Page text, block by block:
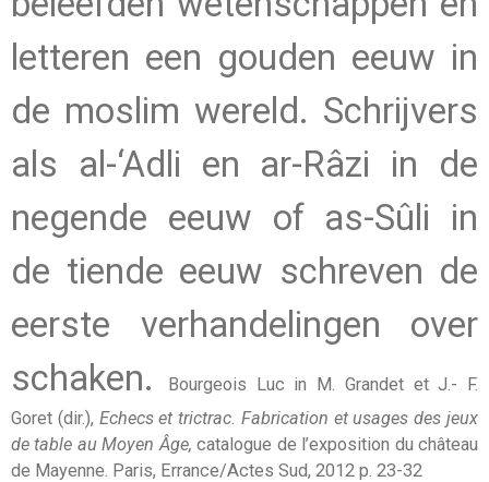
letteren een gouden eeuw in
de moslim wereld. Schrijvers
als al-‘Adli en ar-Râzi in de
negende eeuw of as-Sûli in
de tiende eeuw schreven de
eerste verhandelingen over
schaken.
Bourgeois Luc in M. Grandet et J.- F.
Goret (dir.), Echecs et trictrac. Fabrication et usages des jeux
de table au Moyen Âge, catalogue de l’exposition du château
de Mayenne. Paris, Errance/Actes Sud, 2012 p. 23-32